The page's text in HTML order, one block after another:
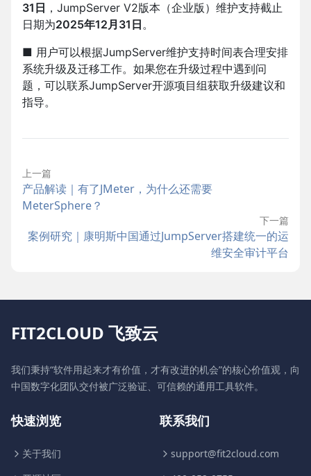
31日 ，JumpServer V2版本（企业版）维护支持截止
日期为2025年12月31日。
■ 用户可以根据JumpServer维护支持时间表合理安排
系统升级及迁移工作。如果您在升级过程中遇到问
题，可以联系JumpServer开源项目组获取升级建议和
指导。
上一篇
产品解读｜有了JMeter，为什么还需要
MeterSphere？
下一篇
案例研究｜康明斯中国通过JumpServer搭建统一的运
维安全审计平台
FIT2CLOUD 飞致云
我们秉持“软件用起来才有价值，才有改进的机会”的核心价值观，向
中国数字化团队交付被广泛验证、可信赖的通用工具软件。
快速浏览
关于我们
联系我们
support@fit2cloud.com